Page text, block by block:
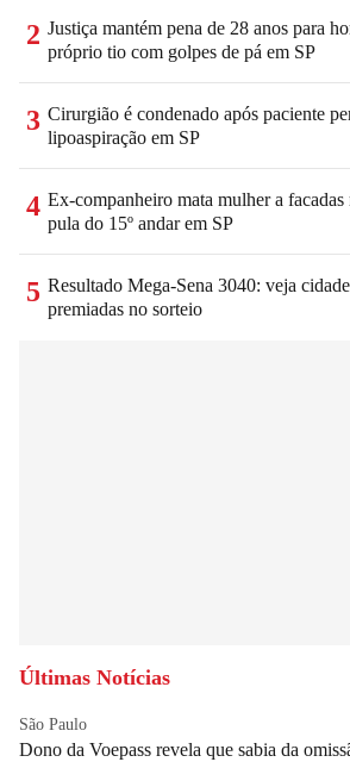
2 Justiça mantém pena de 28 anos para
próprio tio com golpes de pá em SP
3 Cirurgião é condenado após paciente
lipoaspiração em SP
4 Ex-companheiro mata mulher a
pula do 15º andar em SP
5 Resultado Mega-Sena 3040: veja
premiadas no sorteio
Últimas Notícias
São Paulo
Dono da Voepass revela que sabia da